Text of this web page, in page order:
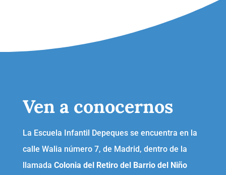
Ven a conocernos
La Escuela Infantil Depeques se encuentra en la
calle Walia número 7, de Madrid, dentro de la
llamada Colonia del Retiro del Barrio del Niño